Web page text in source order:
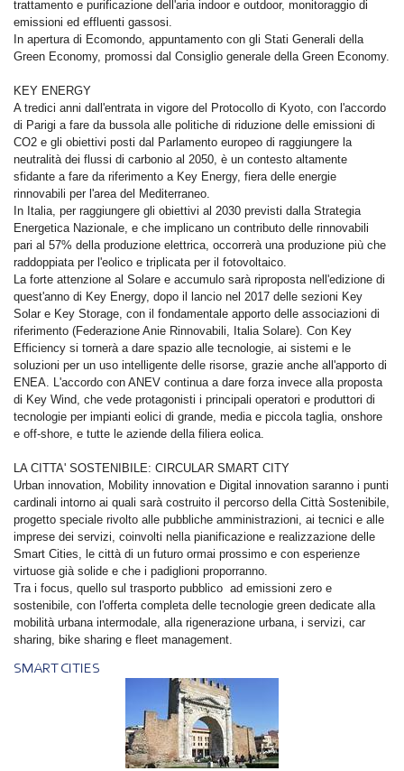
trattamento e purificazione dell'aria indoor e outdoor, monitoraggio di
emissioni ed effluenti gassosi.
In apertura di Ecomondo, appuntamento con gli Stati Generali della
Green Economy, promossi dal Consiglio generale della Green Economy.
KEY ENERGY
A tredici anni dall'entrata in vigore del Protocollo di Kyoto, con l'accordo
di Parigi a fare da bussola alle politiche di riduzione delle emissioni di
CO2 e gli obiettivi posti dal Parlamento europeo di raggiungere la
neutralità dei flussi di carbonio al 2050, è un contesto altamente
sfidante a fare da riferimento a Key Energy, fiera delle energie
rinnovabili per l'area del Mediterraneo.
In Italia, per raggiungere gli obiettivi al 2030 previsti dalla Strategia
Energetica Nazionale, e che implicano un contributo delle rinnovabili
pari al 57% della produzione elettrica, occorrerà una produzione più che
raddoppiata per l'eolico e triplicata per il fotovoltaico.
La forte attenzione al Solare e accumulo sarà riproposta nell'edizione di
quest'anno di Key Energy, dopo il lancio nel 2017 delle sezioni Key
Solar e Key Storage, con il fondamentale apporto delle associazioni di
riferimento (Federazione Anie Rinnovabili, Italia Solare). Con Key
Efficiency si tornerà a dare spazio alle tecnologie, ai sistemi e le
soluzioni per un uso intelligente delle risorse, grazie anche all'apporto di
ENEA. L'accordo con ANEV continua a dare forza invece alla proposta
di Key Wind, che vede protagonisti i principali operatori e produttori di
tecnologie per impianti eolici di grande, media e piccola taglia, onshore
e off-shore, e tutte le aziende della filiera eolica.
LA CITTA' SOSTENIBILE: CIRCULAR SMART CITY
Urban innovation, Mobility innovation e Digital innovation saranno i punti
cardinali intorno ai quali sarà costruito il percorso della Città Sostenibile,
progetto speciale rivolto alle pubbliche amministrazioni, ai tecnici e alle
imprese dei servizi, coinvolti nella pianificazione e realizzazione delle
Smart Cities, le città di un futuro ormai prossimo e con esperienze
virtuose già solide e che i padiglioni proporranno.
Tra i focus, quello sul trasporto pubblico ad emissioni zero e
sostenibile, con l'offerta completa delle tecnologie green dedicate alla
mobilità urbana intermodale, alla rigenerazione urbana, i servizi, car
sharing, bike sharing e fleet management.
SMART CITIES